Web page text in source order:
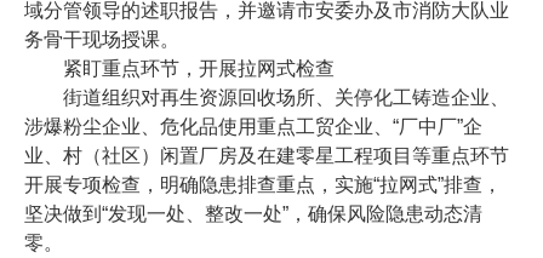
域分管领导的述职报告，并邀请市安委办及市消防大队业
务骨干现场授课。
紧盯重点环节，开展拉网式检查
街道组织对再生资源回收场所、关停化工铸造企业、
涉爆粉尘企业、危化品使用重点工贸企业、“厂中厂”企
业、村（社区）闲置厂房及在建零星工程项目等重点环节
开展专项检查，明确隐患排查重点，实施“拉网式”排查，
坚决做到“发现一处、整改一处”，确保风险隐患动态清
零。